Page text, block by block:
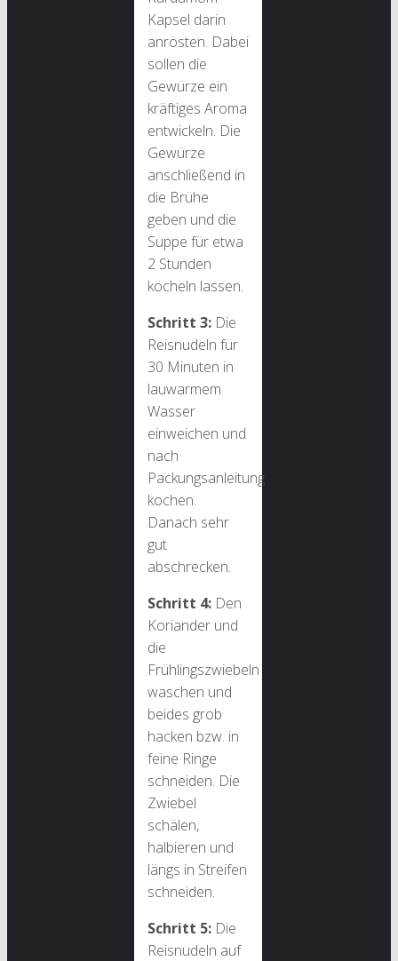
Kapsel darin
anrösten. Dabei
sollen die
Gewürze ein
kräftiges Aroma
entwickeln. Die
Gewürze
anschließend in
die Brühe
geben und die
Suppe für etwa
2 Stunden
köcheln lassen.
Schritt 3: Die
Reisnudeln für
30 Minuten in
lauwarmem
Wasser
einweichen und
nach
Packungsanleitung
kochen.
Danach sehr
gut
abschrecken.
Schritt 4: Den
Koriander und
die
Frühlingszwiebeln
waschen und
beides grob
hacken bzw. in
feine Ringe
schneiden. Die
Zwiebel
schälen,
halbieren und
längs in Streifen
schneiden.
Schritt 5: Die
Reisnudeln auf